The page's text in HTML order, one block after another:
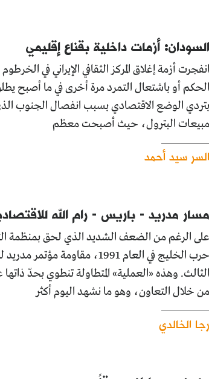
السودان: أزمات داخلية بقناع إقليمي
انفجرت أزمة إغلاق المركز الثقافي الإيراني في
الحكم أو باشتعال التمرد مرة أخرى في ما أصبح
مبيعات البترول، حيث أصبحت معظم
السر سيد أحمد
مسار مدريد - باريس - رام الله
على الرغم من الضعف الشديد الذي لحق بمنظمة
حرب الخليج في العام 1991،
الثالث. وهذه «العملية» المتطاولة تنطوي بحدّ
من خلال التعاون، وهو ما نشهد اليوم أكثر
رجا الخالدي